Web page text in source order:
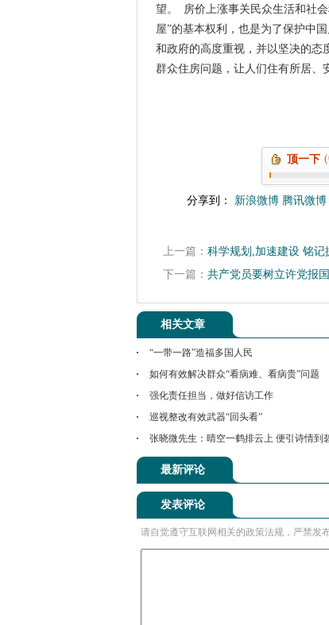
望。 房价上涨事关民众生活和社
屋”的基本权利，也是为了保护中
和政府的高度重视，并以坚决的态
群众住房问题，让人们住有所居、
顶一下
分享到： 新浪微博 腾讯微博
上一篇： 科学规划,加速建设 铭记
下一篇： 共产党员要树立许党报
相关文章
“一带一路”造福多国人民
如何有效解决群众“看病难、看病贵”问题
强化责任担当，做好信访工作
巡视整改有效武器“回头看”
张晓微先生：晴空一鹤排云上 便引诗情到
最新评论
发表评论
请自觉遵守互联网相关的政策法规，严禁发